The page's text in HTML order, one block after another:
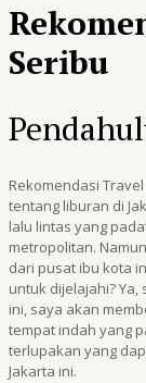
Seribu
Rekomendasi
tentang liburan di
lalu lintas yang
metropolitan.
dari pusat ibu kota
untuk dijelajahi?
ini, saya akan
tempat indah yang
terlupakan yang
Jakarta ini.